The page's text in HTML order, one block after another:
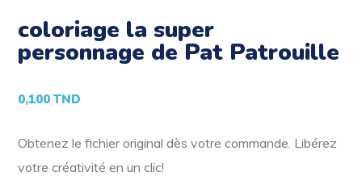
coloriage la super
personnage de Pat Patrouille
0,100TND
Obtenez le fichier original dès votre commande. Libérez
votre créativité en un clic!